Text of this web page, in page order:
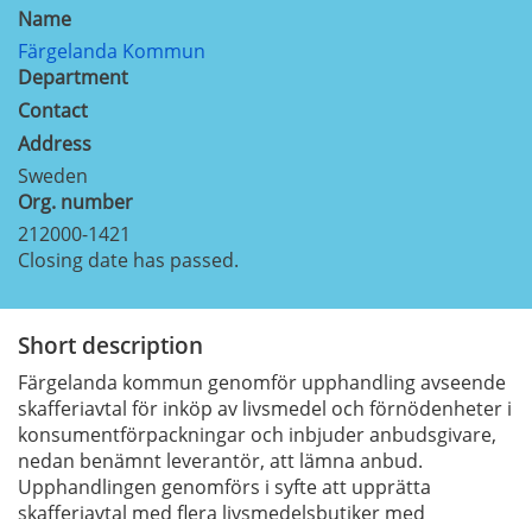
Name
Färgelanda Kommun
Department
Contact
Address
Sweden
Org. number
212000-1421
Closing date has passed.
Short description
Färgelanda kommun genomför upphandling avseende
skafferiavtal för inköp av livsmedel och förnödenheter i
konsumentförpackningar och inbjuder anbudsgivare,
nedan benämnt leverantör, att lämna anbud.
Upphandlingen genomförs i syfte att upprätta
skafferiavtal med flera livsmedelsbutiker med